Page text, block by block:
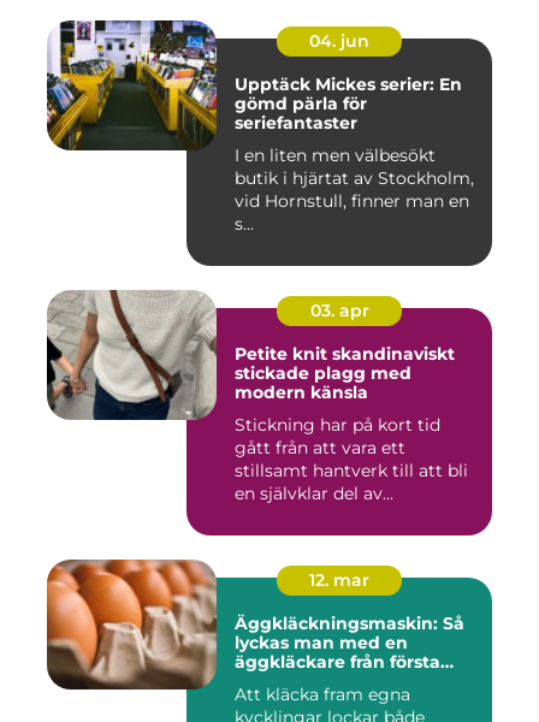
04. jun
Upptäck Mickes serier: En
gömd pärla för
seriefantaster
I en liten men välbesökt
butik i hjärtat av Stockholm,
vid Hornstull, finner man en
s...
03. apr
Petite knit skandinaviskt
stickade plagg med
modern känsla
Stickning har på kort tid
gått från att vara ett
stillsamt hantverk till att bli
en självklar del av...
12. mar
Äggkläckningsmaskin: Så
lyckas man med en
äggkläckare från första
Att kläcka fram egna
kycklingar lockar både